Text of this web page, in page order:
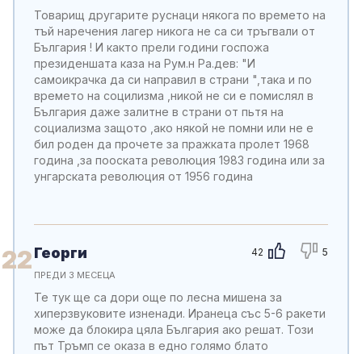
Товарищ другарите руснаци някога по времето на
тъй наречения лагер никога не са си тръгвали от
България ! И както прели години госпожа
президеншата каза на Рум.н Ра.дев: "И
самоикрачка да си направил в страни ",така и по
времето на социлизма ,никой не си е помислял в
България даже залитне в страни от пьтя на
социализма защото ,ако някой не помни или не е
бил роден да прочете за пражката пролет 1968
година ,за пооската революция 1983 година или за
унгарската революция от 1956 година
22 42 5
Георги
ПРЕДИ 3 МЕСЕЦА
Те тук ще са дори още по лесна мишена за
хиперзвуковите изненади. Иранеца със 5-6 ракети
може да блокира цяла България ако решат. Този
път Тръмп се оказа в едно голямо блато